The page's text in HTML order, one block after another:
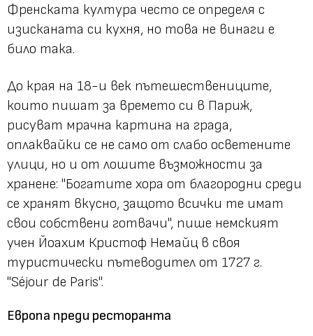
Френската култура често се определя с
изисканата си кухня, но това не винаги е
било така.
До края на 18-и век пътешествениците,
които пишат за времето си в Париж,
рисуват мрачна картина на града,
оплаквайки се не само от слабо осветените
улици, но и от лошите възможности за
хранене: "Богатите хора от благородни среди
се хранят вкусно, защото всички те имат
свои собствени готвачи", пише немският
учен Йоахим Кристоф Немайц в своя
туристически пътеводител от 1727 г.
"Séjour de Paris".
Европа преди ресторанта